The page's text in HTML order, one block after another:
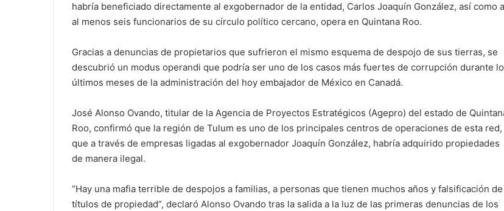
habría beneficiado directamente al exgobernador de la entidad, Carlos Joaquín González, así como a
al menos seis funcionarios de su círculo político cercano, opera en Quintana Roo.
Gracias a denuncias de propietarios que sufrieron el mismo esquema de despojo de sus tierras, se
descubrió un modus operandi que podría ser uno de los casos más fuertes de corrupción durante
últimos meses de la administración del hoy embajador de México en Canadá.
José Alonso Ovando, titular de la Agencia de Proyectos Estratégicos (Agepro) del estado de
Roo, confirmó que la región de Tulum es uno de los principales centros de operaciones de esta red,
que a través de empresas ligadas al exgobernador Joaquín González, habría adquirido propiedades
de manera ilegal.
“Hay una mafia terrible de despojos a familias, a personas que tienen muchos años y falsificación de
títulos de propiedad”, declaró Alonso Ovando tras la salida a la luz de las primeras denuncias de los